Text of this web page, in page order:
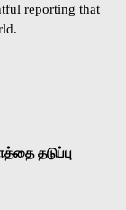
reporting that
தடுப்பு